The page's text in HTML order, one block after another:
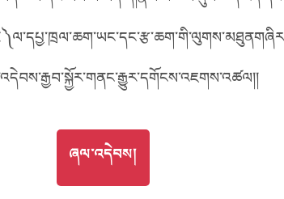
GO TOཞལ་འདེབས།
ཞལ་འདེབས།